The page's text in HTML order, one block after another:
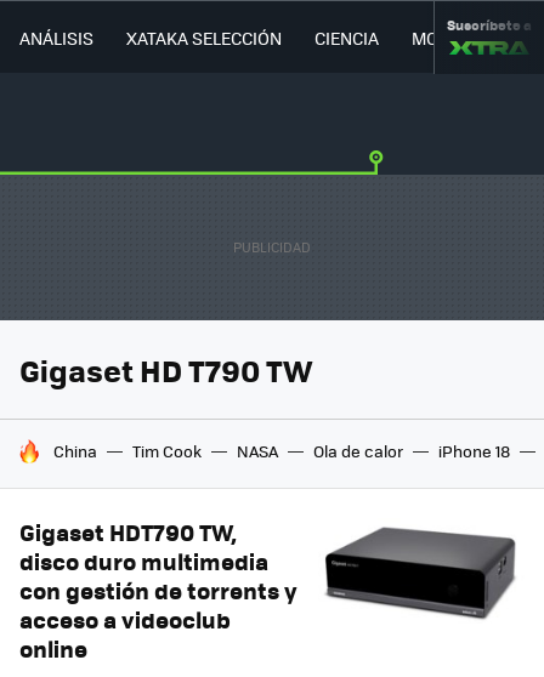
ANÁLISIS XATAKA SELECCIÓN CIENCIA MOVILIDAD
Suscríbete a
Gigaset HD T790 TW
HOY SE HABLA DE
China Tim Cook NASA Ola de calor iPhone 18
Gigaset HDT790 TW,
disco duro multimedia
con gestión de torrents y
acceso a videoclub
online